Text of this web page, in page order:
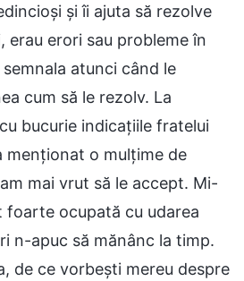
și îi ajuta să rezolve
erau erori sau probleme în
atunci când le
cum să le rezolv. La
bucurie indicațiile fratelui
menționat o mulțime de
mai vrut să le accept. Mi-
foarte ocupată cu udarea
n-apuc să mănânc la timp.
de ce vorbești mereu despre